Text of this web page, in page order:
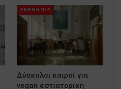
ΔΙΕΘΝΗ ΝΕΑ
Δύσκολοι καιροί για
vegan εστιατορική